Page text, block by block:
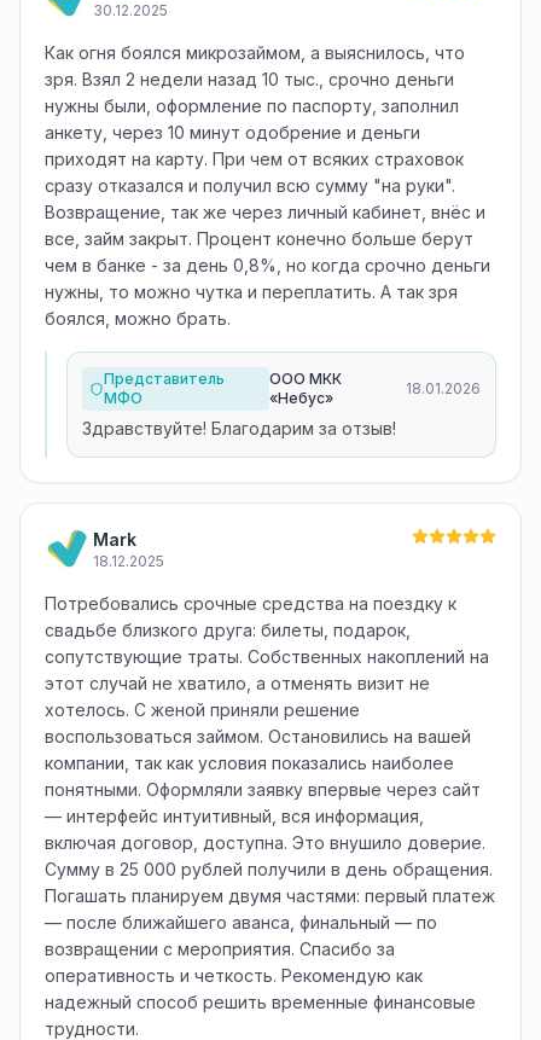
30.12.2025
Как огня боялся микрозаймом, а выяснилось, что
зря. Взял 2 недели назад 10 тыс., срочно деньги
нужны были, оформление по паспорту, заполнил
анкету, через 10 минут одобрение и деньги
приходят на карту. При чем от всяких страховок
сразу отказался и получил всю сумму "на руки".
Возвращение, так же через личный кабинет, внёс и
все, займ закрыт. Процент конечно больше берут
чем в банке - за день 0,8%, но когда срочно деньги
нужны, то можно чутка и переплатить. А так зря
боялся, можно брать.
Представитель
МФО
ООО МКК
«Небус»
18.01.2026
Здравствуйте! Благодарим за отзыв!
Mark
18.12.2025
Потребовались срочные средства на поездку к
свадьбе близкого друга: билеты, подарок,
сопутствующие траты. Собственных накоплений на
этот случай не хватило, а отменять визит не
хотелось. С женой приняли решение
воспользоваться займом. Остановились на вашей
компании, так как условия показались наиболее
понятными. Оформляли заявку впервые через сайт
— интерфейс интуитивный, вся информация,
включая договор, доступна. Это внушило доверие.
Сумму в 25 000 рублей получили в день обращения.
Погашать планируем двумя частями: первый платеж
— после ближайшего аванса, финальный — по
возвращении с мероприятия. Спасибо за
оперативность и четкость. Рекомендую как
надежный способ решить временные финансовые
трудности.